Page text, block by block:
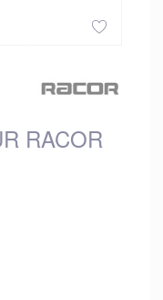
RACOR